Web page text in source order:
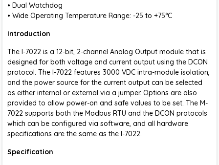
• Dual Watchdog
• Wide Operating Temperature Range: -25 to +75°C
Introduction
The I-7022 is a 12-bit, 2-channel Analog Output module that is
designed for both voltage and current output using the DCON
protocol. The I-7022 features 3000 VDC intra-module isolation,
and the power source for the current output can be selected
as either internal or external via a jumper. Options are also
provided to allow power-on and safe values to be set. The M-
7022 supports both the Modbus RTU and the DCON protocols
which can be configured via software, and all hardware
specifications are the same as the I-7022.
Specification